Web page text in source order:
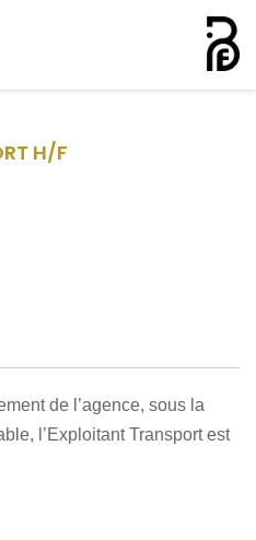
H/F
de l’agence, sous la
l’Exploitant Transport est